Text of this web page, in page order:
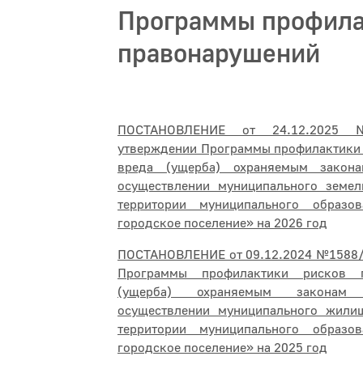
Программы
правонарушений
ПОСТАНОВЛЕНИЕ от
утверждении Программы
вреда (ущерба) охраняемым
осуществлении муниципального
территории муниципального
городское поселение» на 2026 год
ПОСТАНОВЛЕНИЕ от 09.12.2024
Программы профилактики рисков
(ущерба) охраняемым
осуществлении муниципального
территории муниципального
городское поселение» на 2025 год